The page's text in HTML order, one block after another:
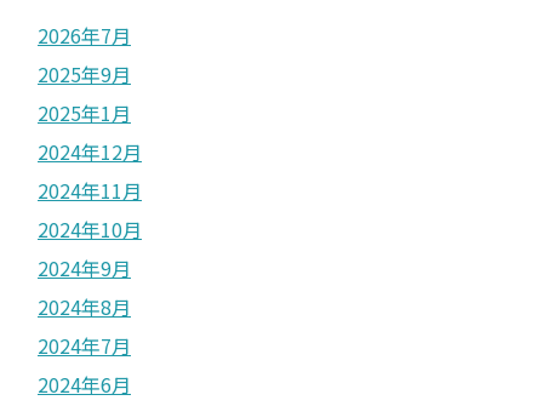
2026年7月
2025年9月
2025年1月
2024年12月
2024年11月
2024年10月
2024年9月
2024年8月
2024年7月
2024年6月